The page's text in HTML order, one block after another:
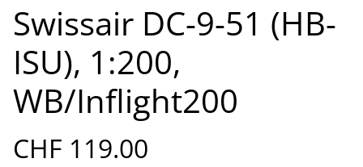
Swissair DC-9-51 (HB-
ISU), 1:200,
WB/Inflight200
CHF 119.00